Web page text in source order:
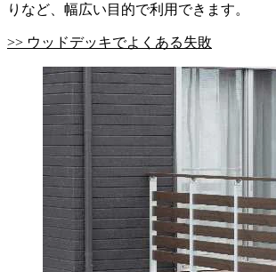
りなど、幅広い目的で利用できます。
>> ウッドデッキでよくある失敗